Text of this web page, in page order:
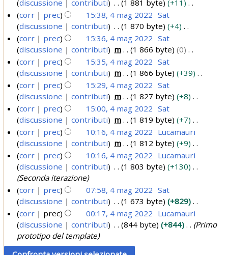
i
c
a
d
i
f
i
c
a
m
o
d
i
f
i
c
a
l
a
m
o
d
i
f
i
c
a
e
l
l
a
m
o
d
i
f
i
c
a
o
d
e
l
l
a
m
o
d
i
f
i
c
a
t
t
o
d
e
l
l
a
m
o
d
i
f
i
c
a
g
e
t
t
o
d
e
l
l
a
m
o
d
i
f
i
c
a
o
g
g
e
t
t
o
d
e
l
l
a
m
o
d
i
f
i
c
a
u
n
o
g
g
e
t
t
o
d
e
l
l
a
m
o
d
i
f
i
c
a
s
s
u
n
o
g
g
e
t
t
o
d
e
l
l
a
m
o
d
i
f
i
discussione
contributi 1 881 byte
+11
N
e
s
s
u
n
o
g
g
e
t
t
o
d
e
l
l
a
m
o
d
i
corr prec 15:38, 4 mag 2022 Sat
discussione
contributi 1 870 byte
+4
N
e
s
s
u
n
o
g
g
e
t
t
o
d
e
l
l
a
m
o
corr prec 15:36, 4 mag 2022 Sat
discussione
contributi m 1 866 byte
0
N
e
s
s
u
n
o
g
g
e
t
t
o
d
e
l
l
a
corr prec 15:35, 4 mag 2022 Sat
discussione
contributi m 1 866 byte
+39
N
e
s
s
u
n
o
g
g
e
t
t
o
d
e
l
corr prec 15:29, 4 mag 2022 Sat
discussione
contributi m 1 827 byte
+8
N
e
s
s
u
n
o
g
g
e
t
t
o
d
corr prec 15:00, 4 mag 2022 Sat
discussione
contributi m 1 819 byte
+7
N
e
s
s
u
n
o
g
g
e
t
corr prec 10:16, 4 mag 2022 Lucamauri
discussione
contributi m 1 812 byte
+9
N
e
s
s
u
n
o
g
g
corr prec 10:16, 4 mag 2022 Lucamauri
discussione
contributi 1 803 byte
+130
Seconda iterazione
corr
prec 07:58, 4 mag 2022 Sat
discussione
contributi 1 673 byte
+829
N
e
s
s
corr prec 00:17, 4 mag 2022 Lucamauri
discussione
contributi 844 byte +844
Primo
prototipo del template